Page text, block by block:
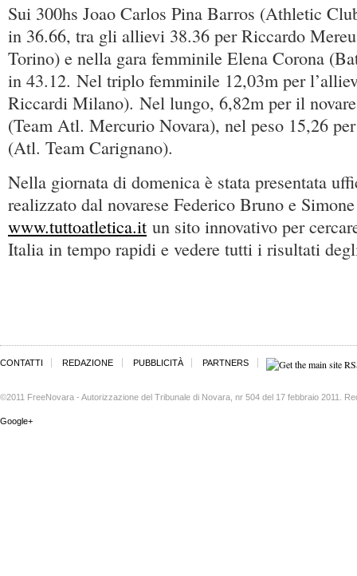
Sui 300hs Joao Carlos Pina Barros (Athletic
in 36.66, tra gli allievi 38.36 per Riccardo
Torino) e nella gara femminile Elena Corona
in 43.12. Nel triplo femminile 12,03m per
Riccardi Milano). Nel lungo, 6,82m per il
(Team Atl. Mercurio Novara), nel peso 15,26
(Atl. Team Carignano).
Nella giornata di domenica è stata presentata
realizzato dal novarese Federico Bruno e
www.tuttoatletica.it un sito innovativo per
Italia in tempo rapidi e vedere tutti i risultati
CONTATTI REDAZIONE PUBBLICITÀ PARTNERS
©2011 FreeNovara - Autorizzazione del Tribunale di Novara, nr 504 del 17 febbraio 2011.
Google+